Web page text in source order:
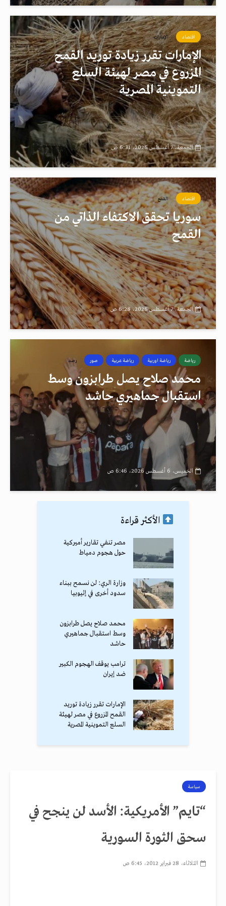
اقتصاد الإمارات
الإمارات تقرر زيادة توريد القمح
المزروع في مصر لهيئة السلع
التموينية المصرية
الجمعة، 7 أغسطس 2026، 6:31 ص
اقتصاد القمح
سوريا تحقق الاكتفاء الذاتي من
القمح
الجمعة، 7 أغسطس 2026، 6:28 ص
رياضة رياضة اوربية رياضة عربية صور رصد
محمد صلاح يصل طرابزون وسط
استقبال جماهيري حاشد
الخميس، 6 أغسطس 2026، 6:46 ص
الأكثر قراءة
مصر تنفي تقارير أميركية
حول هجوم دمياط
وزارة الري: لن نسمح ببناء
سدود أخرى في إثيوبيا
محمد صلاح يصل طرابزون
وسط استقبال جماهيري
حاشد
ترامب يوقف الهجوم الكبير
ضد إيران
الإمارات تقرر زيادة توريد
القمح المزروع في مصر لهيئة
السلع التموينية المصرية
سياسة
“تايم” الأمريكية: الأسد لن ينجح في
سحق الثورة السورية
الثلاثاء، 28 فبراير 2012، 6:45 ص